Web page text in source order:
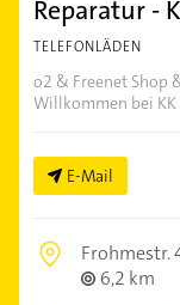
Reparatur -
TELEFONLÄDEN
o2 & Freenet Shop
Willkommen bei KK
E-Mail
Frohmestr.
6,2 km